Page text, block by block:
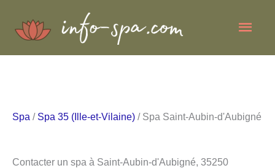
Spa / Spa 35 (Ille-et-Vilaine) / Spa Saint-Aubin-d'Aubigné
Contacter un spa à Saint-Aubin-d'Aubigné, 35250